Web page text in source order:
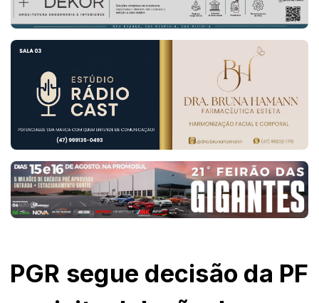
PGR segue decisão da PF